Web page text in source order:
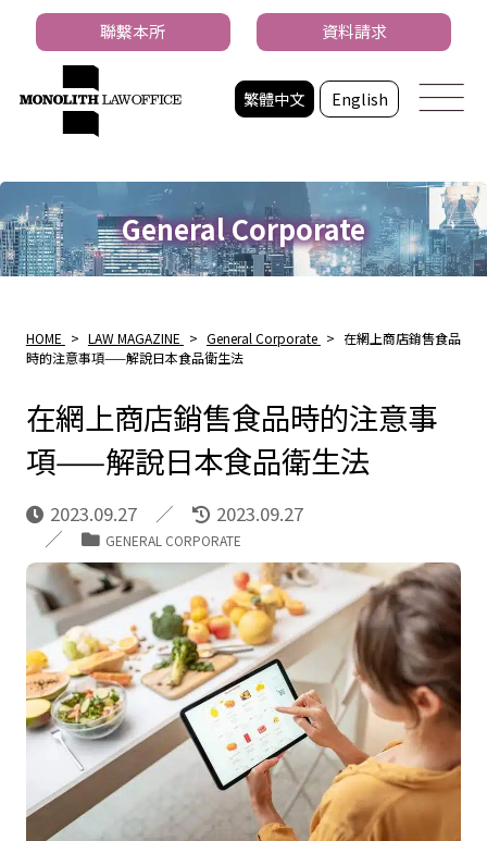
繁體中文 English
聯繫本所 資料請求
General Corporate
HOME > LAW MAGAZINE > General Corporate > 在網上商店銷售食品
時的注意事項——解說日本食品衛生法
在網上商店銷售食品時的注意事
項——解說日本食品衛生法
2023.09.27 2023.09.27
GENERAL CORPORATE